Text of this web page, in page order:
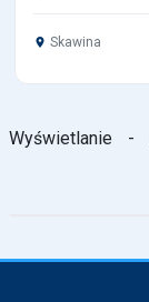
Skawina
Wyświetlanie -